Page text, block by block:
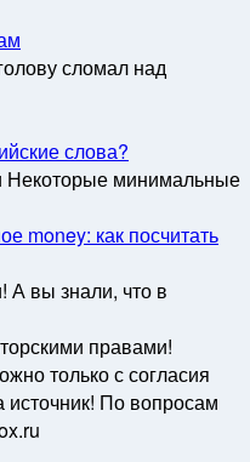
сломал над
слова?
Некоторые минимальные
money: как посчитать
А вы знали, что в
правами!
только с согласия
источник! По вопросам